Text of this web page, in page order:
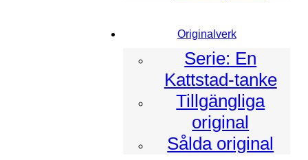
Originalverk
Serie: En
Kattstad-tanke
Tillgängliga
original
Sålda original